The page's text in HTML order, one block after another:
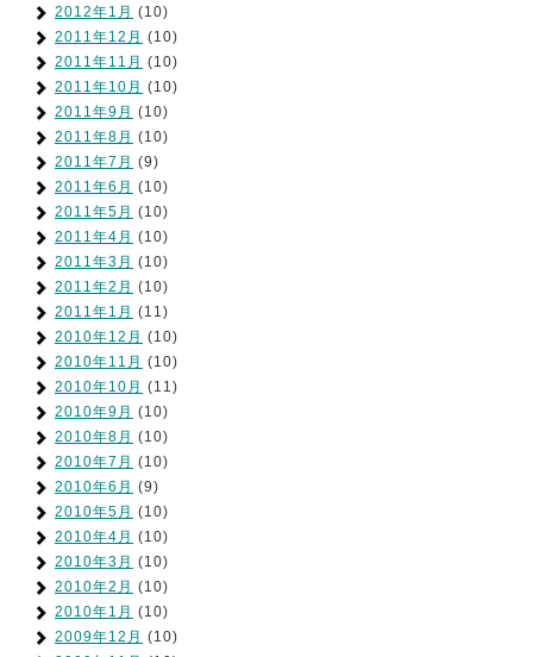
2012年1月 (10)
2011年12月 (10)
2011年11月 (10)
2011年10月 (10)
2011年9月 (10)
2011年8月 (10)
2011年7月 (9)
2011年6月 (10)
2011年5月 (10)
2011年4月 (10)
2011年3月 (10)
2011年2月 (10)
2011年1月 (11)
2010年12月 (10)
2010年11月 (10)
2010年10月 (11)
2010年9月 (10)
2010年8月 (10)
2010年7月 (10)
2010年6月 (9)
2010年5月 (10)
2010年4月 (10)
2010年3月 (10)
2010年2月 (10)
2010年1月 (10)
2009年12月 (10)